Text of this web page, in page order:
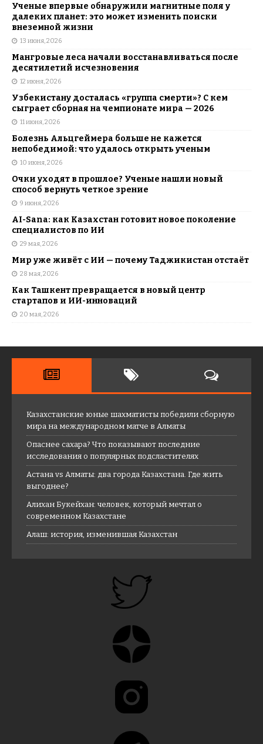
Ученые впервые обнаружили магнитные поля у
далеких планет: это может изменить поиски
внеземной жизни
13 июня, 2026
Мангровые леса начали восстанавливаться после
десятилетий исчезновения
12 июня, 2026
Узбекистану досталась «группа смерти»? С кем
сыграет сборная на чемпионате мира — 2026
11 июня, 2026
Болезнь Альцгеймера больше не кажется
непобедимой: что удалось открыть ученым
10 июня, 2026
Очки уходят в прошлое? Ученые нашли новый
способ вернуть четкое зрение
9 июня, 2026
AI-Sana: как Казахстан готовит новое поколение
специалистов по ИИ
29 мая, 2026
Мир уже живёт с ИИ — почему Таджикистан отстаёт
28 мая, 2026
Как Ташкент превращается в новый центр
стартапов и ИИ-инноваций
20 мая, 2026
Казахстанские юные шахматисты победили сборную
мира на международном матче в Алматы
Опаснее сахара? Что показывают последние
исследования о популярных подсластителях
Астана vs Алматы: два города Казахстана. Где жить
выгоднее?
Алихан Букейхан: человек, который мечтал о
современном Казахстане
Алаш: история, изменившая Казахстан